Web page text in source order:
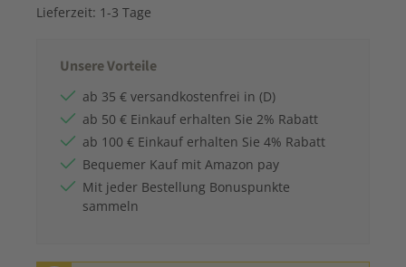
Lieferzeit: 1-3 Tage
Unsere Vorteile
ab 35 € versandkostenfrei in (D)
ab 50 € Einkauf erhalten Sie 2% Rabatt
ab 100 € Einkauf erhalten Sie 4% Rabatt
Bequemer Kauf mit Amazon pay
Mit jeder Bestellung Bonuspunkte
sammeln